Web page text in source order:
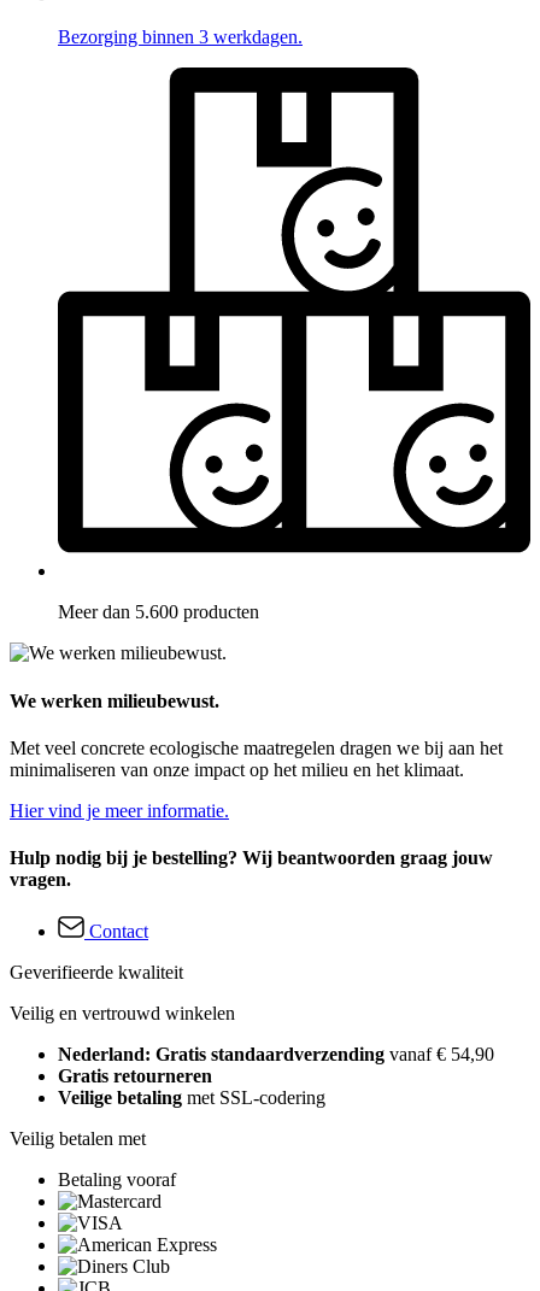
Bezorging binnen 3 werkdagen.
Meer dan 5.600 producten
We werken milieubewust.
Met veel concrete ecologische maatregelen dragen we bij aan het
minimaliseren van onze impact op het milieu en het klimaat.
Hier vind je meer informatie.
Hulp nodig bij je bestelling? Wij beantwoorden graag jouw
vragen.
Contact
Geverifieerde kwaliteit
Veilig en vertrouwd winkelen
Nederland: Gratis standaardverzending vanaf € 54,90
Gratis retourneren
Veilige betaling met SSL-codering
Veilig betalen met
Betaling vooraf